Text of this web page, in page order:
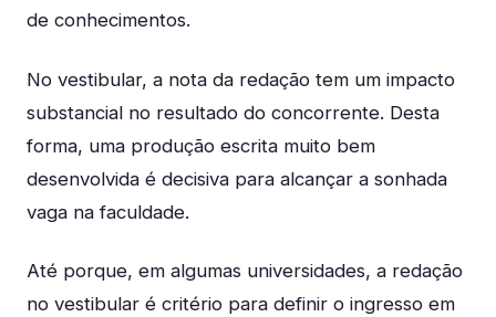
de conhecimentos.
No vestibular, a nota da redação tem um impacto
substancial no resultado do concorrente. Desta
forma, uma produção escrita muito bem
desenvolvida é decisiva para alcançar a sonhada
vaga na faculdade.
Até porque, em algumas universidades, a redação
no vestibular é critério para definir o ingresso em